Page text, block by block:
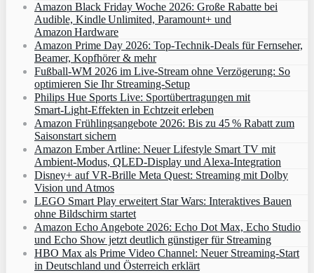
Amazon Black Friday Woche 2026: Große Rabatte bei
Audible, Kindle Unlimited, Paramount+ und
Amazon Hardware
Amazon Prime Day 2026: Top-Technik-Deals für Fernseher,
Beamer, Kopfhörer & mehr
Fußball-WM 2026 im Live-Stream ohne Verzögerung: So
optimieren Sie Ihr Streaming-Setup
Philips Hue Sports Live: Sportübertragungen mit
Smart‑Light‑Effekten in Echtzeit erleben
Amazon Frühlingsangebote 2026: Bis zu 45 % Rabatt zum
Saisonstart sichern
Amazon Ember Artline: Neuer Lifestyle Smart TV mit
Ambient‑Modus, QLED‑Display und Alexa‑Integration
Disney+ auf VR-Brille Meta Quest: Streaming mit Dolby
Vision und Atmos
LEGO Smart Play erweitert Star Wars: Interaktives Bauen
ohne Bildschirm startet
Amazon Echo Angebote 2026: Echo Dot Max, Echo Studio
und Echo Show jetzt deutlich günstiger für Streaming
HBO Max als Prime Video Channel: Neuer Streaming‑Start
in Deutschland und Österreich erklärt